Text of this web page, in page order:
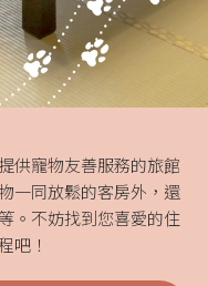
供寵物友善服務的旅館
一同放鬆的客房外，還
。不妨找到您喜愛的住
吧！